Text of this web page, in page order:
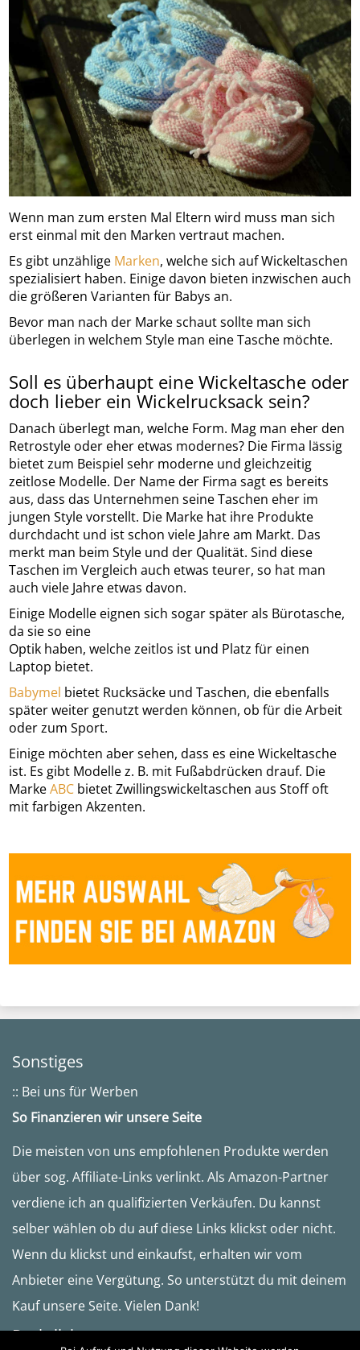
Wenn man zum ersten Mal Eltern wird muss man sich
erst einmal mit den Marken vertraut machen.
Es gibt unzählige Marken, welche sich auf Wickeltaschen
spezialisiert haben. Einige davon bieten inzwischen auch
die größeren Varianten für Babys an.
Bevor man nach der Marke schaut sollte man sich
überlegen in welchem Style man eine Tasche möchte.
Soll es überhaupt eine Wickeltasche oder
doch lieber ein Wickelrucksack sein?
Danach überlegt man, welche Form. Mag man eher den
Retrostyle oder eher etwas modernes? Die Firma lässig
bietet zum Beispiel sehr moderne und gleichzeitig
zeitlose Modelle. Der Name der Firma sagt es bereits
aus, dass das Unternehmen seine Taschen eher im
jungen Style vorstellt. Die Marke hat ihre Produkte
durchdacht und ist schon viele Jahre am Markt. Das
merkt man beim Style und der Qualität. Sind diese
Taschen im Vergleich auch etwas teurer, so hat man
auch viele Jahre etwas davon.
Einige Modelle eignen sich sogar später als Bürotasche,
da sie so eine
Optik haben, welche zeitlos ist und Platz für einen
Laptop bietet.
Babymel bietet Rucksäcke und Taschen, die ebenfalls
später weiter genutzt werden können, ob für die Arbeit
oder zum Sport.
Einige möchten aber sehen, dass es eine Wickeltasche
ist. Es gibt Modelle z. B. mit Fußabdrücken drauf. Die
MarkeABC bietet Zwillingswickeltaschen aus Stoff oft
mit farbigen Akzenten.
Sonstiges
:: Bei uns für Werben
So Finanzieren wir unsere Seite
Die meisten von uns empfohlenen Produkte werden
über sog. Affiliate-Links verlinkt. Als Amazon-Partner
verdiene ich an qualifizierten Verkäufen. Du kannst
selber wählen ob du auf diese Links klickst oder nicht.
Wenn du klickst und einkaufst, erhalten wir vom
Anbieter eine Vergütung. So unterstützt du mit deinem
Kauf unsere Seite. Vielen Dank!
Rechtliches